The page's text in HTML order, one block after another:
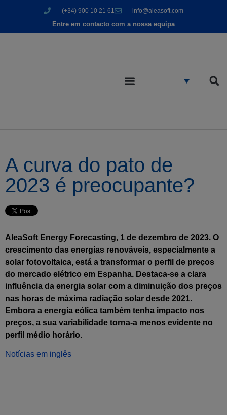
(+34) 900 10 21 61 info@aleasoft.com
Entre em contacto com a nossa equipa
A curva do pato de
2023 é preocupante?
AleaSoft Energy Forecasting, 1 de dezembro de 2023. O
crescimento das energias renováveis, especialmente a
solar fotovoltaica, está a transformar o perfil de preços
do mercado elétrico em Espanha. Destaca-se a clara
influência da energia solar com a diminuição dos preços
nas horas de máxima radiação solar desde 2021.
Embora a energia eólica também tenha impacto nos
preços, a sua variabilidade torna-a menos evidente no
perfil médio horário.
Notícias em inglês